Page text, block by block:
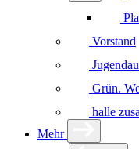
Vorstand
Grün.
halle
Mehr